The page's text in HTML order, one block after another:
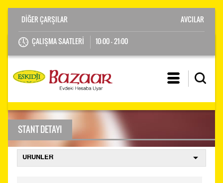
ÇALIŞMA SAATLERİ 10:00 - 21:00
AVCILAR
STANT DETAYI